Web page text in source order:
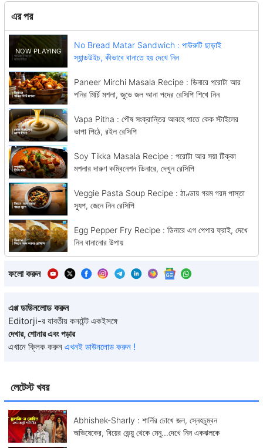
লেটেস্ট খবর
Abhishek-Sharly : শার্লির চোখে জল, স্নেহচুম্বন
অভিষেকের, বিয়ের ভেন্য়ু থেকে মেনু...দেখে নিন একঝলকে
এর পর
No Bread Matar Sandwich : পাউরুটি ছাড়াই
স্যান্ডউইচ, কীভাবে বানাতে হয় দেখে নিন
Paneer Mirchi Masala Recipe : ডিনারে পরোটা আর
পনির মির্চি মশলা, জুভে জল আনা পদের রেসিপি শিখে নিন
Vapa Pitha : পৌষ সংক্রান্তির আবহে পাতে কেক স্টাইলের
ভাপা পিঠে, রইল রেসিপি
Soy Tikka Masala Recipe : পরোটা আর সয়া টিক্কা
মশলার দারুণ কম্বিনেশন ডিনারে, দেখুন রেসিপি
Veggie Pasta Soup Recipe : ঠাণ্ডায় গরম গরম পাস্তা
স্যুপ, জেনে নিন রেসিপি
Egg Pepper Fry Recipe : ডিনারে এগ পেপার ফ্রাই, দেখে
নিন বানানোর উপায়
ফলো করুন
এপ্প ডাউনলোড করুন
Editorji-র যাবতীয় কনটেন্ট একইসঙ্গে
দেখার, শোনার এবং পড়ার
এখানে ক্লিক করুন এখনই ডাউনলোড করুন !